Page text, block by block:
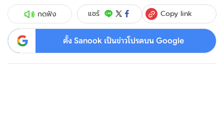
กดฟัง แชร์ Copy link
ตั้ง Sanook เป็นข่าวโปรดบน Google